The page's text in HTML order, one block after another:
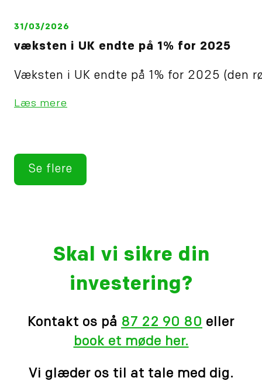
31/03/2026
væksten i UK endte på 1% for 2025
Væksten i UK endte på 1% for 2025 (den
Læs mere
Se flere
Skal vi sikre din
investering?
Kontakt os på 87 22 90 80 eller
book et møde her.
Vi glæder os til at tale med dig.